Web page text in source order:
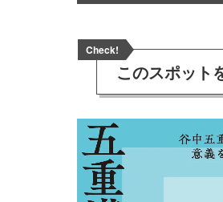
Check!
このスポット